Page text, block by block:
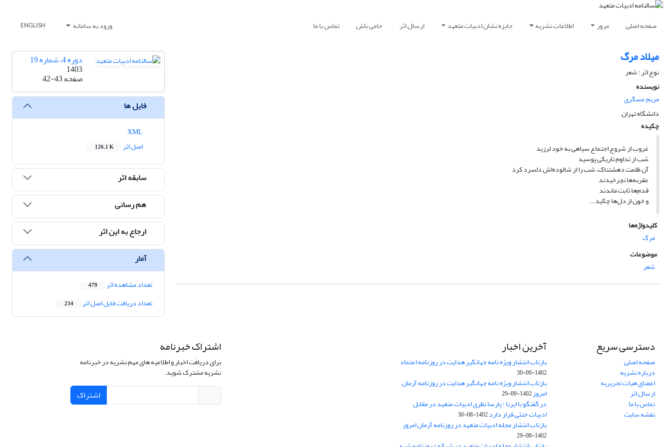
صفحه اصلی مرور اطلاعات نشریه جایزه نشان ادبیات متعهد ارسال اثر حامی باش تماس با ما ورود به سامانه ENGLISH
میلاد مرگ
نوع اثر : شعر
نویسنده
مریم عسگری
دانشگاه تهران
چکیده
غروب از شروع اجتماع سیاهی به خود لرزید
شب از تداوم تاریکی پوسید
آن ظلمت‌ دهشتناک‌، شب را از شالوده‌اش دلسرد کرد
عقربه‌ها نچرخیدند
قدم‌ها ثابت ماندند
و خون از دل‌ها چکید...
کلیدواژه‌ها
مرگ
موضوعات
شعر
دوره 4، شماره 19
1403
صفحه42-43
فایل ها
اصل اثر
126.1 K
سابقه اثر
هم رسانی
ارجاع به این اثر
آمار
تعداد مشاهده اثر 479
تعداد دریافت فایل اصل اثر 234
دسترسی سریع
صفحه اصلی
درباره نشریه
اعضای هیات تحریریه
ارسال اثر
تماس با ما
نقشه سایت
آخرین اخبار
بازتاب انتشار ویژه نامه جهانگیر هدایت در روزنامه اعتماد
1402-09-30
بازتاب انتشار ویژه نامه جهانگیر هدایت در روزنامه آرمان
امروز1402-09-29
در گفتگو با ایرنا : پارسا نظری ادبیات متعهد در مقابل
ادبیات خنثی قرار دارد1402-08-30
بازتاب انتشار مجله ادبیات متعهد در روزنامه آرمان امروز
1402-08-29
اشتراک خبرنامه
برای دریافت اخبار و اطلاعیه های مهم نشریه در خبرنامه
نشریه مشترک شوید.
اشتراک